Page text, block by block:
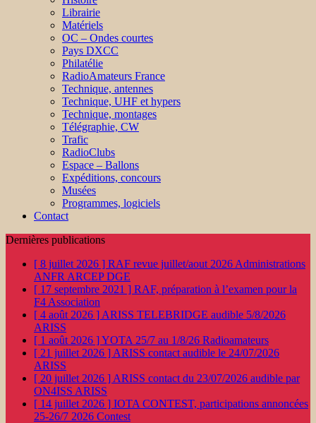
Librairie
Matériels
OC – Ondes courtes
Pays DXCC
Philatélie
RadioAmateurs France
Technique, antennes
Technique, UHF et hypers
Technique, montages
Télégraphie, CW
Trafic
RadioClubs
Espace – Ballons
Expéditions, concours
Musées
Programmes, logiciels
Contact
Dernières publications
[ 8 juillet 2026 ] RAF revue juillet/aout 2026 Administrations
ANFR ARCEP DGE
[ 17 septembre 2021 ] RAF, préparation à l’examen pour la
F4 Association
[ 4 août 2026 ] ARISS TELEBRIDGE audible 5/8/2026
ARISS
[ 1 août 2026 ]YOTA 25/7 au 1/8/26 Radioamateurs
[ 21 juillet 2026 ] ARISS contact audible le 24/07/2026
ARISS
[ 20 juillet 2026 ] ARISS contact du 23/07/2026 audible par
ON4ISS ARISS
[ 14 juillet 2026 ] IOTA CONTEST, participations annoncées
25-26/7 2026 Contest